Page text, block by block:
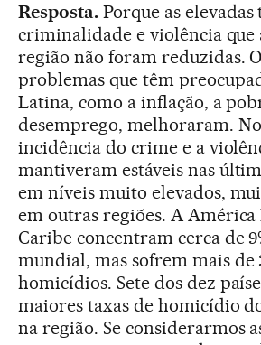
Resposta.Porque as elevadas
criminalidade e violência que
região não foram reduzidas.
problemas que têm
Latina, como a inflação, a
desemprego, melhoraram.
incidência do crime e a
mantiveram estáveis nas
em níveis muito elevados,
em outras regiões. A América
Caribe concentram cerca de
mundial, mas sofrem mais de
homicídios. Sete dos dez
maiores taxas de homicídio
na região. Se considerarmos